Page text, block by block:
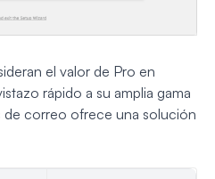
el valor de Pro en
rápido a su amplia gama
correo ofrece una solución